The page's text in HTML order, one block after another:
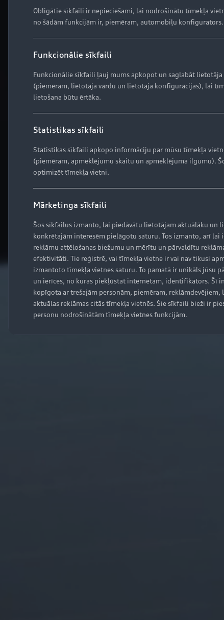
Obligātie sīkfaili ir nepieciešami, lai nodrošinātu tīmekļa
no šādām funkcijām ir, piemēram, automobiļu konfigurators.
Funkcionālie sīkfaili
Funkcionālie sīkfaili ļauj mums apkopot un saglabāt
(piemēram, lietotāja vārdu un lietotāja konfigurācijas), lai
lietošana būtu ērtāka.
Statistikas sīkfaili
Statistikas sīkfaili apkopo informāciju par mūsu tīmekļa
(piemēram, apmeklējumu skaitu un apmeklējuma ilgumu).
optimizēt tīmekļa vietni.
Mārketinga sīkfaili
Šos sīkfailus izmanto, lai piedāvātu lietotājam aktuālāku un
konkrētajām interesēm pielāgotu saturu. Tos izmanto, arī lai
reklāmu attēlošanas biežumu un mērītu un pārvaldītu
efektivitāti. Tie reģistrē, vai tīmekļa vietne ir vai nav tikusi
izmantoto tīmekļa vietnes saturu. To pamatā ir unikāls jūsu
un ierīces, no kuras piekļūstat internetam, identifikators. Šī
kopīgota ar trešajām personām, piemēram,
aktuālas reklāmas citās tīmekļa vietnēs. Šie sīkfaili bieži ir
personu nodrošinātām tīmekļa vietnes funkcijām.